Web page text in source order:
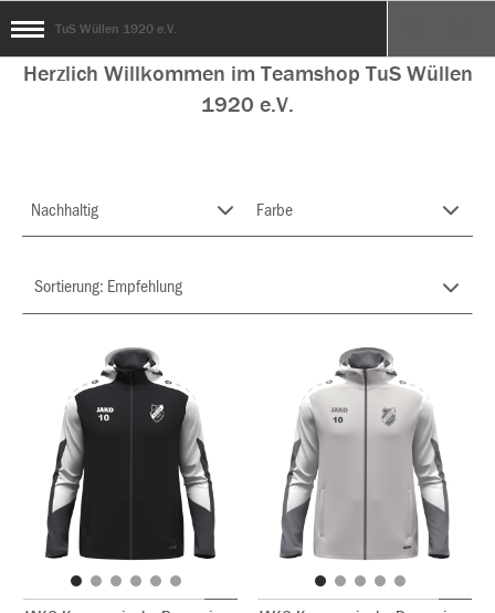
TuS Wüllen 1920 e.V.
Herzlich Willkommen im Teamshop TuS Wüllen
1920 e.V.
Nachhaltig Farbe